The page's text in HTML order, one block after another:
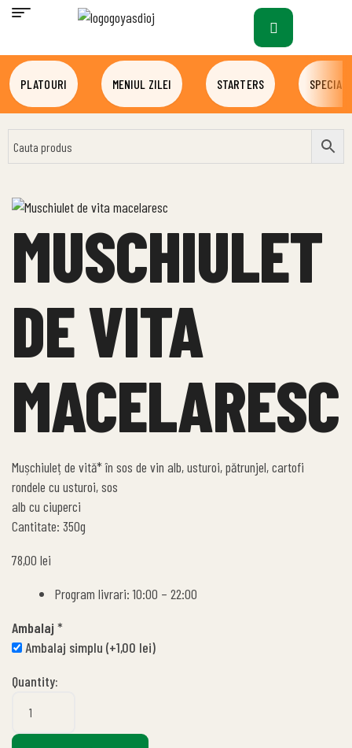
PLATOURI MENIUL ZILEI STARTERS
MUSCHIULET
DE VITA
MACELARESC
Mușchiuleț de vită* în sos de vin alb, usturoi, pătrunjel, cartofi
rondele cu usturoi, sos
alb cu ciuperci
Cantitate: 350g
78,00 lei
Program livrari: 10:00 – 22:00
Ambalaj *
Ambalaj simplu (+1,00 lei)
Quantity: